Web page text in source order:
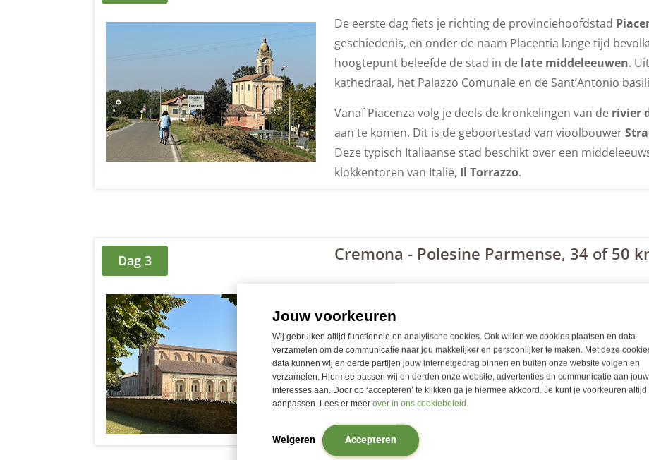
Jouw voorkeuren
Wij gebruiken altijd functionele en analytische cookies. Ook willen we cookies plaatsen en data
verzamelen om de communicatie naar jou makkelijker en persoonlijker te maken. Met deze
data kunnen wij en derde partijen jouw internetgedrag binnen en buiten onze website volgen en
verzamelen. Hiermee passen wij en derden onze website, advertenties en communicatie aan jouw
interesses aan. Door op ‘accepteren’ te klikken ga je hiermee akkoord. Je kunt je voorkeuren
aanpassen. Lees er meer over in ons cookiebeleid.
Weigeren Accepteren
De eerste dag fiets je richting de provinciehoofdstad
geschiedenis, en onder de naam Placentia lange tijd
hoogtepunt beleefde de stad in de late middeleeuwen.
kathedraal, het Palazzo Comunale en de Sant’Antonio
Vanaf Piacenza volg je deels de kronkelingen van de rivier
aan te komen. Dit is de geboortestad van vioolbouwer
Deze typisch Italiaanse stad beschikt over een
klokkentoren van Italië, Il Torrazzo.
Dag 3 Cremona - Polesine Parmense, 34 of 50
Je fietst de rivier de Po over, via het fruitdorp Villanova
het15e eeuwse Castello di San Pietro bewonderen. Met
Verder richting Sant’Agate. Hier staat de villa van de
Je overnacht aan de oever van de Po, in een prachtig
hangen in de kelder de lekkerste billen van Italië, de
deze ham kun je genieten tijdens het avondeten in het
Michelinster.